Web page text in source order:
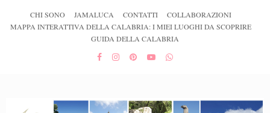
CHI SONO JAMALUCA CONTATTI
COLLABORAZIONI
MAPPA INTERATTIVA DELLA CALABRIA: I MIEI LUOGHI DA SCOPRIRE
GUIDA DELLA CALABRIA